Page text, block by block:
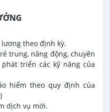
theo định kỳ.
trung, năng động, chuyên
triển các kỹ năng của
hiểm theo quy định của
dịch vụ mới.